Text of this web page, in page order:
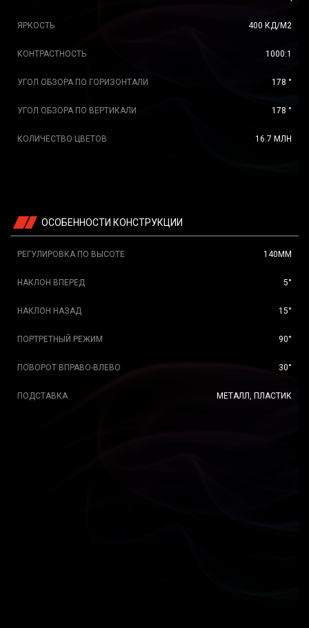
ЯРКОСТЬ 400 КД/М2
КОНТРАСТНОСТЬ 1000:1
УГОЛ ОБЗОРА ПО ГОРИЗОНТАЛИ 178 °
УГОЛ ОБЗОРА ПО ВЕРТИКАЛИ 178 °
КОЛИЧЕСТВО ЦВЕТОВ 16.7 МЛН
ОСОБЕННОСТИ КОНСТРУКЦИИ
РЕГУЛИРОВКА ПО ВЫСОТЕ 140ММ
НАКЛОН ВПЕРЕД 5°
НАКЛОН НАЗАД 15°
ПОРТРЕТНЫЙ РЕЖИМ 90°
ПОВОРОТ ВПРАВО-ВЛЕВО 30°
ПОДСТАВКА МЕТАЛЛ, ПЛАСТИК